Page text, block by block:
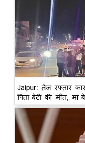
Jaipur: तेज रफ्तार
पिता-बेटी की मौत, मां-